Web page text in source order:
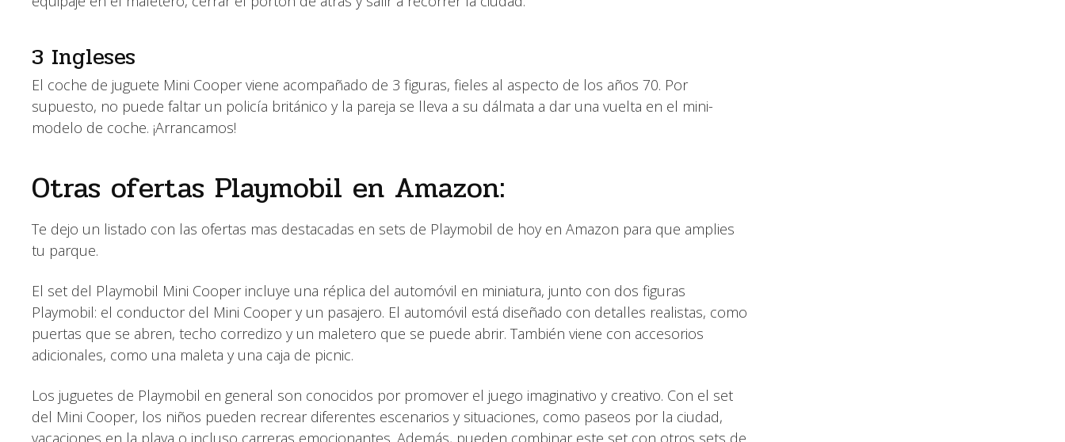
3 Ingleses
El coche de juguete Mini Cooper viene acompañado de 3 figuras, fieles al aspecto de los años 70. Por
supuesto, no puede faltar un policía británico y la pareja se lleva a su dálmata a dar una vuelta en el mini-
modelo de coche. ¡Arrancamos!
Otras ofertas Playmobil en Amazon:
Te dejo un listado con las ofertas mas destacadas en sets de Playmobil de hoy en Amazon para que amplies
tu parque.
El set del Playmobil Mini Cooper incluye una réplica del automóvil en miniatura, junto con dos figuras
Playmobil: el conductor del Mini Cooper y un pasajero. El automóvil está diseñado con detalles realistas, como
puertas que se abren, techo corredizo y un maletero que se puede abrir. También viene con accesorios
adicionales, como una maleta y una caja de picnic.
Los juguetes de Playmobil en general son conocidos por promover el juego imaginativo y creativo. Con el set
del Mini Cooper, los niños pueden recrear diferentes escenarios y situaciones, como paseos por la ciudad,
vacaciones en la playa o incluso carreras emocionantes. Además, pueden combinar este set con otros sets de